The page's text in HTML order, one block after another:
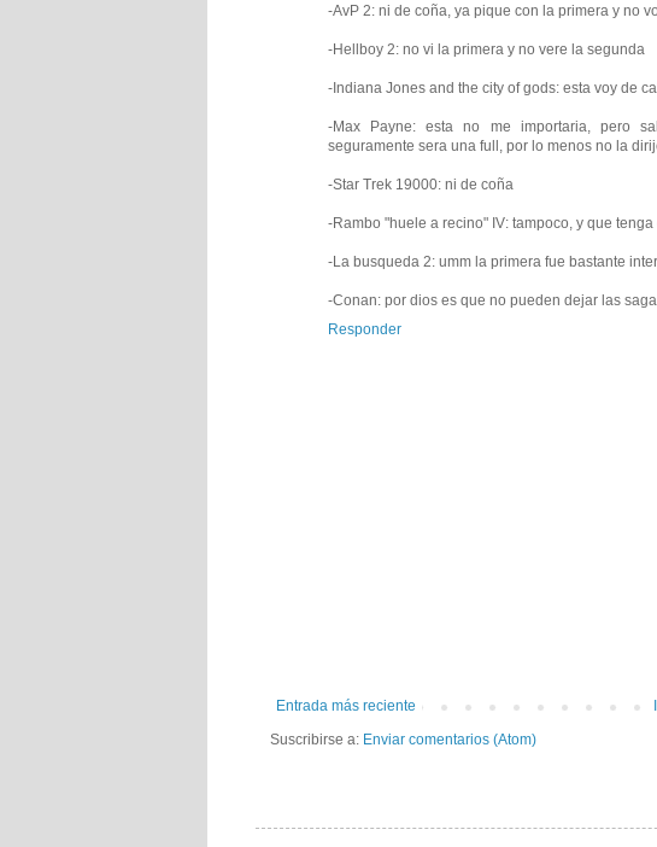
-AvP 2: ni de coña, ya pique con la primera y no
-Hellboy 2: no vi la primera y no vere la segunda
-Indiana Jones and the city of gods: esta voy de
-Max Payne: esta no me importaria, pero
seguramente sera una full, por lo menos no la
-Star Trek 19000: ni de coña
-Rambo "huele a recino" IV: tampoco, y que
-La busqueda 2: umm la primera fue bastante
-Conan: por dios es que no pueden dejar las
Responder
Entrada más reciente
Suscribirse a: Enviar comentarios (Atom)